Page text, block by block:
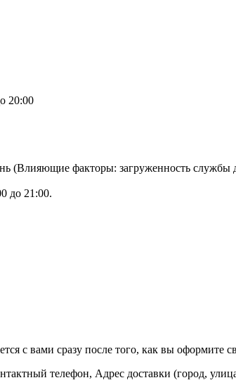
20:00
(Влияющие факторы: загруженность службы
до 21:00.
с вами сразу после того, как вы оформите
телефон, Адрес доставки (город,